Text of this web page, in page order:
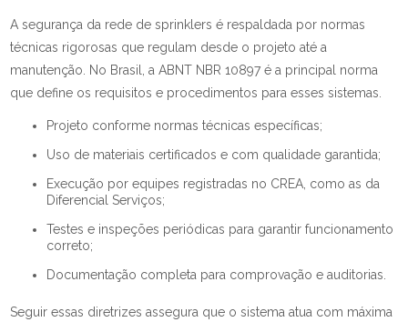
A segurança da rede de sprinklers é respaldada por normas
técnicas rigorosas que regulam desde o projeto até a
manutenção. No Brasil, a ABNT NBR 10897 é a principal norma
que define os requisitos e procedimentos para esses sistemas.
Projeto conforme normas técnicas específicas;
Uso de materiais certificados e com qualidade garantida;
Execução por equipes registradas no CREA, como as da
Diferencial Serviços;
Testes e inspeções periódicas para garantir funcionamento
correto;
Documentação completa para comprovação e auditorias.
Seguir essas diretrizes assegura que o sistema atua com máxima